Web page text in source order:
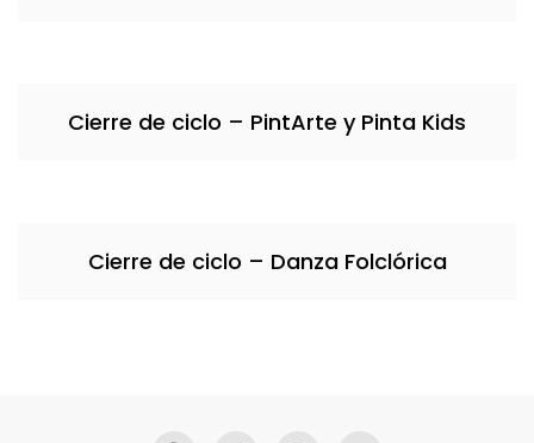
Cierre de ciclo – PintArte y Pinta Kids
Cierre de ciclo – Danza Folclórica